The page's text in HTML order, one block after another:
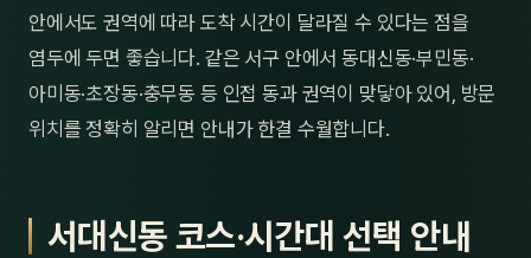
안에서도 권역에 따라 도착 시간이 달라질 수 있다는 점을
염두에 두면 좋습니다. 같은 서구 안에서 동대신동·부민동·
아미동·초장동·충무동 등 인접 동과 권역이 맞닿아 있어, 방문
위치를 정확히 알리면 안내가 한결 수월합니다.
서대신동 코스·시간대 선택 안내